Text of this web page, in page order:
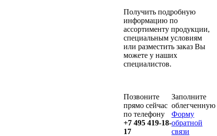
Получить подробную
информацию по
ассортименту продукции,
специальным условиям
или разместить заказ Вы
можете у наших
специалистов.
Позвоните
прямо сейчас
по телефону
+7 495 419-18-
17
Заполните
облегченную
Форму
обратной
связи